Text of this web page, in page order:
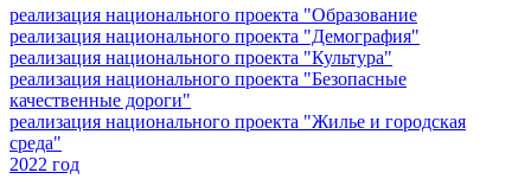
реализация национального проекта "Образование
реализация национального проекта "Демография"
реализация национального проекта "Культура"
реализация национального проекта "Безопасные
качественные дороги"
реализация национального проекта "Жилье и городская
среда"
2022 год